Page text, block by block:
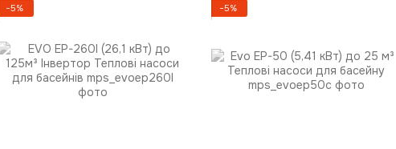
−5% −5%